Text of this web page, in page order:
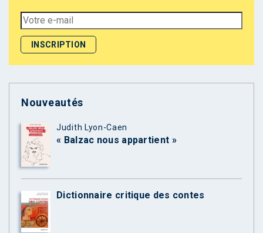
Nouveautés
Judith Lyon-Caen
« Balzac nous appartient »
Dictionnaire critique des contes